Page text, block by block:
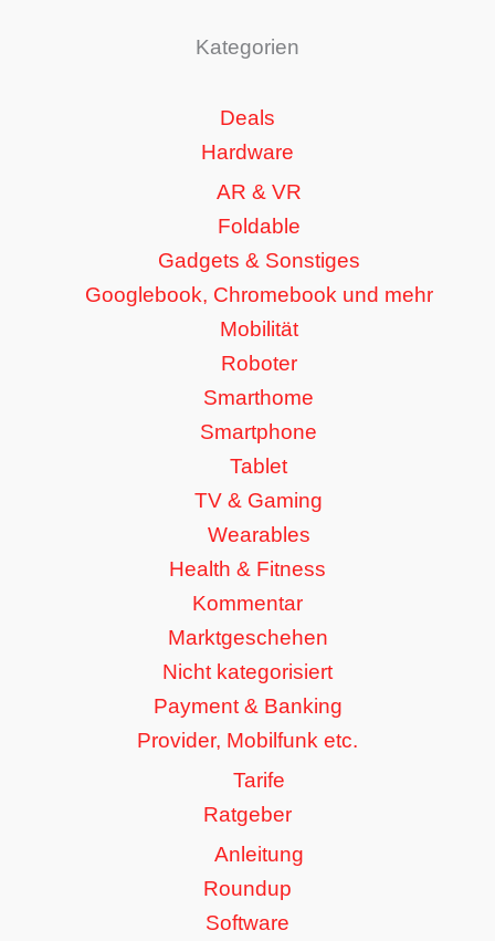
Kategorien
Deals
Hardware
AR & VR
Foldable
Gadgets & Sonstiges
Googlebook, Chromebook und mehr
Mobilität
Roboter
Smarthome
Smartphone
Tablet
TV & Gaming
Wearables
Health & Fitness
Kommentar
Marktgeschehen
Nicht kategorisiert
Payment & Banking
Provider, Mobilfunk etc.
Tarife
Ratgeber
Anleitung
Roundup
Software